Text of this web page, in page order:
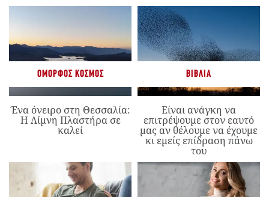
ΌΜΟΡΦΟΣ ΚΌΣΜΟΣ
Ένα όνειρο στη Θεσσαλία:
Η Λίμνη Πλαστήρα σε
καλεί
ΒΙΒΛΊΑ
Είναι ανάγκη να
επιτρέψουμε στον εαυτό
μας αν θέλουμε να έχουμε
κι εμείς επίδραση πάνω
του